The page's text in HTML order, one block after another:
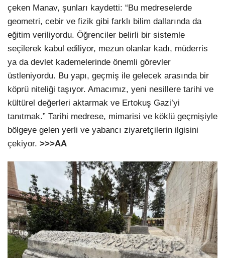
çeken Manav, şunları kaydetti: “Bu medreselerde
geometri, cebir ve fizik gibi farklı bilim dallarında da
eğitim veriliyordu. Öğrenciler belirli bir sistemle
seçilerek kabul ediliyor, mezun olanlar kadı, müderris
ya da devlet kademelerinde önemli görevler
üstleniyordu. Bu yapı, geçmiş ile gelecek arasında bir
köprü niteliği taşıyor. Amacımız, yeni nesillere tarihi ve
kültürel değerleri aktarmak ve Ertokuş Gazi’yi
tanıtmak.” Tarihi medrese, mimarisi ve köklü geçmişiyle
bölgeye gelen yerli ve yabancı ziyaretçilerin ilgisini
çekiyor. >>>AA